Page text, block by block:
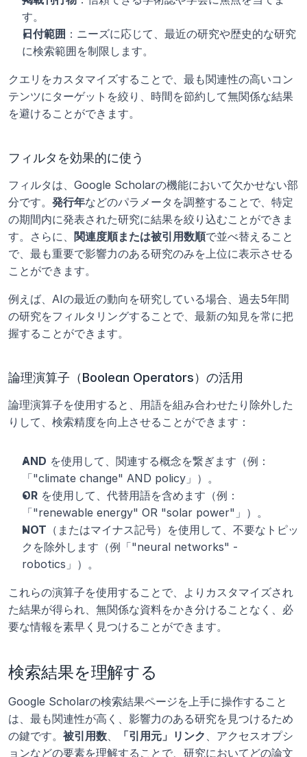
す。
日付範囲 ：ニーズに応じて、最近の研究や歴史的な研究
に検索範囲を制限します。
クエリをカスタマイズすることで、最も関連性の高いコン
テンツにターゲットを絞り、時間を節約して無関係な結果
を避けることができます。
フィルタを効果的に使う
フィルタは、Google Scholarの機能において欠かせない部
分です。 発行年などのパラメータを調整することで、特定
の期間内に発表された研究に結果を絞り込むことができま
す。さらに、 関連度順または被引用数順で並べ替えること
で、最も重要で影響力のある研究のみを上位に表示させる
ことができます。
例えば、AIの最近の動向を研究している場合、過去5年間
の研究をフィルタリングすることで、最新の知見を常に把
握することができます。
論理演算子（Boolean Operators）の活用
論理演算子を使用すると、用語を組み合わせたり除外した
りして、検索精度を向上させることができます：
AND を使用して、関連する概念を繋ぎます（例：
「"climate change" AND policy」）。
OR を使用して、代替用語を含めます（例：
「"renewable energy" OR "solar power"」）。
NOT （またはマイナス記号）を使用して、不要なトピッ
クを除外します（例「"neural networks" -
robotics」）。
これらの演算子を使用することで、よりカスタマイズされ
た結果が得られ、無関係な資料をかき分けることなく、必
要な情報を素早く見つけることができます。
検索結果を理解する
Google Scholarの検索結果ページを上手に操作すること
は、最も関連性が高く、影響力のある研究を見つけるため
の鍵です。 被引用数、 「引用元」リンク 、アクセスオプシ
ョンなどの要素を理解することで、研究においてどの論文